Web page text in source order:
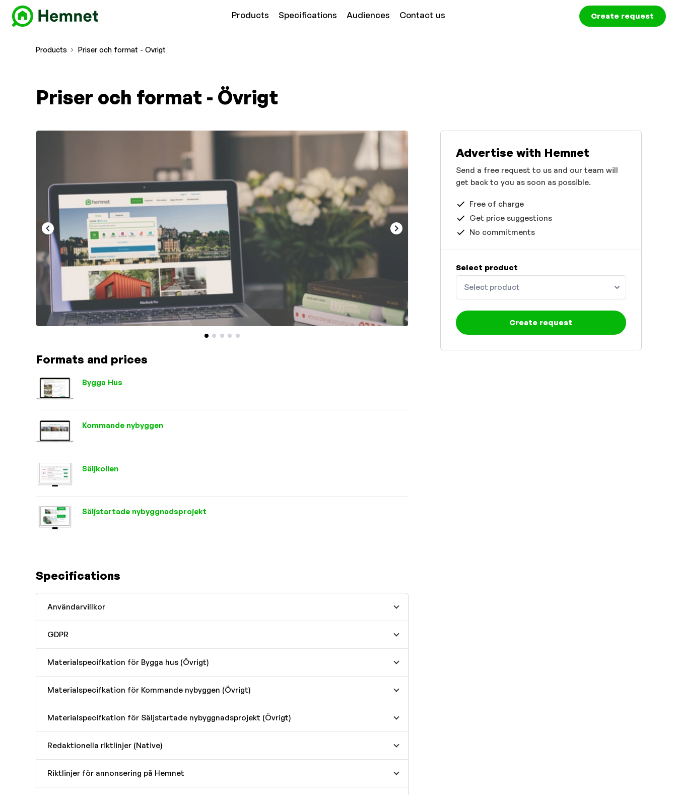
Products Specifications Audiences Contact us Create request
Products Priser och format - Övrigt
Priser och format - Övrigt
Formats and prices
Bygga Hus
Kommande nybyggen
Säljkollen
Säljstartade nybyggnadsprojekt
Specifications
Användarvillkor
GDPR
Materialspecifkation för Bygga hus (Övrigt)
Materialspecifkation för Kommande nybyggen (Övrigt)
Materialspecifkation för Säljstartade nybyggnadsprojekt (Övrigt)
Redaktionella riktlinjer (Native)
Riktlinjer för annonsering på Hemnet
Advertise with Hemnet
Send a free request to us and our team will
get back to you as soon as possible.
Free of charge
Get price suggestions
No commitments
Select product
Select product
Create request